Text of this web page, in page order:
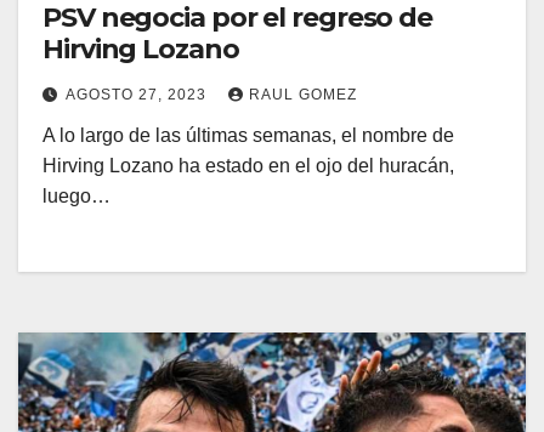
PSV negocia por el regreso de
Hirving Lozano
AGOSTO 27, 2023 RAUL GOMEZ
A lo largo de las últimas semanas, el nombre de
Hirving Lozano ha estado en el ojo del huracán,
luego…